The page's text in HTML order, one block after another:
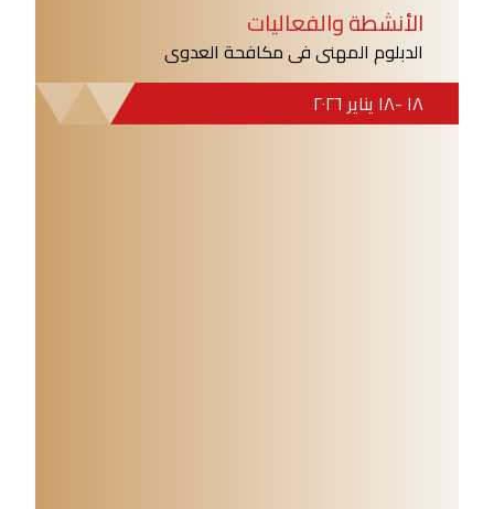
الأنشطة والفعاليات
الدبلوم المهنى فى مكافحة العدوى
١٨ -١٨ يناير ٢٠٢٦